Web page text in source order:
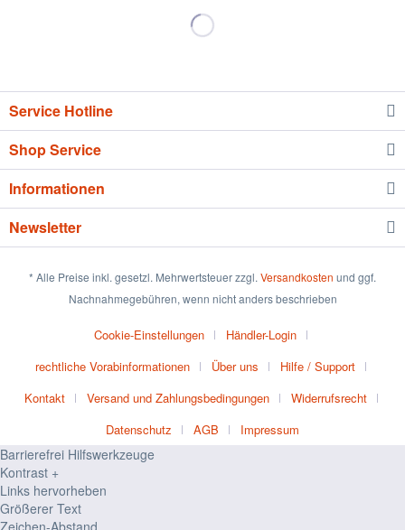
Service Hotline
Shop Service
Informationen
Newsletter
* Alle Preise inkl. gesetzl. Mehrwertsteuer zzgl. Versandkosten und ggf.
Nachnahmegebühren, wenn nicht anders beschrieben
Cookie-Einstellungen
Händler-Login
rechtliche Vorabinformationen
Über uns
Hilfe / Support
Kontakt
Versand und Zahlungsbedingungen
Widerrufsrecht
Datenschutz
AGB Impressum
Barrierefrei Hilfswerkzeuge
Kontrast +
Links hervorheben
Größerer Text
Zeichen-Abstand